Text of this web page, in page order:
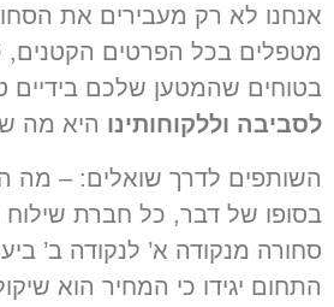
לא רק מעבירים את
בכל הפרטים הקטנים,
שהמטען שלכם בידיים
וללקוחותינוהיא מה
לדרך שואלים: – מה
של דבר, כל חברת שילוח
מנקודה א’ לנקודה ב’
יגידו כי המחיר הוא שיקול